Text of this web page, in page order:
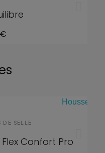
DE SELLE
Confort Pro